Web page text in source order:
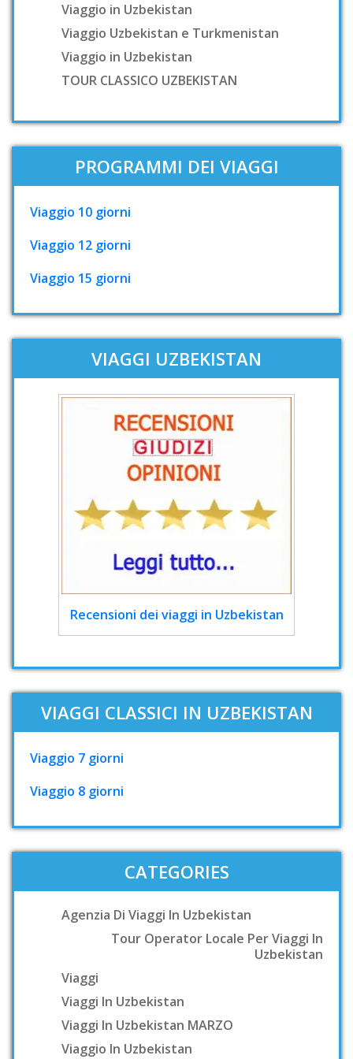
Viaggio in Uzbekistan
Viaggio Uzbekistan e Turkmenistan
Viaggio in Uzbekistan
TOUR CLASSICO UZBEKISTAN
PROGRAMMI DEI VIAGGI
Viaggio 10 giorni
Viaggio 12 giorni
Viaggio 15 giorni
VIAGGI UZBEKISTAN
Recensioni dei viaggi in Uzbekistan
VIAGGI CLASSICI IN UZBEKISTAN
Viaggio 7 giorni
Viaggio 8 giorni
CATEGORIES
Agenzia Di Viaggi In Uzbekistan
Tour Operator Locale Per Viaggi In
Uzbekistan
Viaggi
Viaggi In Uzbekistan
Viaggi In Uzbekistan MARZO
Viaggio In Uzbekistan